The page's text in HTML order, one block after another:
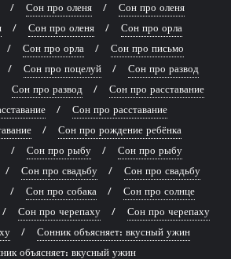
Сон про оленя
Сон про оленя
Сон про оленя
Сон про орла
Сон про орла
Сон про письмо
Сон про поцелуй
Сон про развод
Сон про развод
Сон про расставание
Сон про расставание
Сон про рождение ребёнка
Сон про рыбу
Сон про рыбу
Сон про свадьбу
Сон про свадьбу
Сон про собака
Сон про солнце
Сон про черепаху
Сон про черепаху
Сонник объясняет: вкусный ужин
объясняет: вкусный ужин